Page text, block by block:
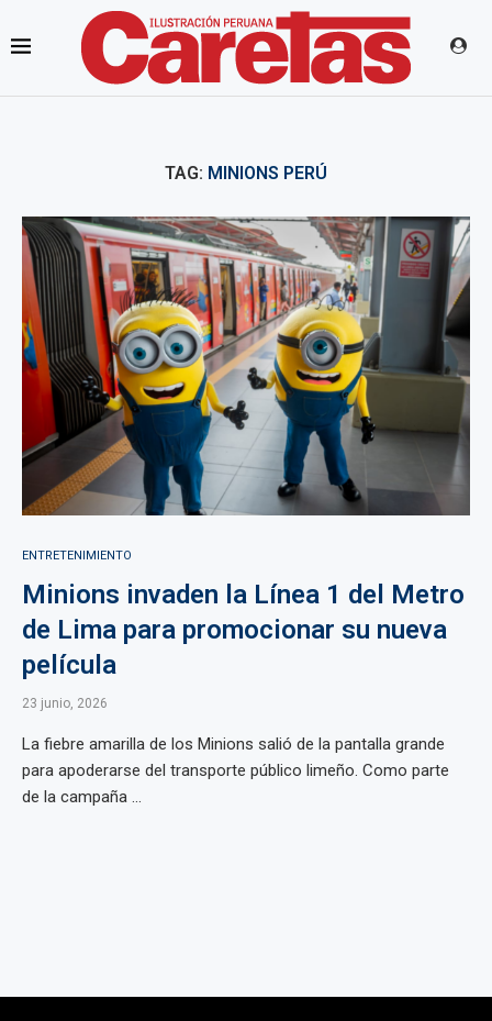
TAG: MINIONS PERÚ
ENTRETENIMIENTO
Minions invaden la Línea 1 del Metro
de Lima para promocionar su nueva
película
23 junio, 2026
La fiebre amarilla de los Minions salió de la pantalla grande
para apoderarse del transporte público limeño. Como parte
de la campaña ...